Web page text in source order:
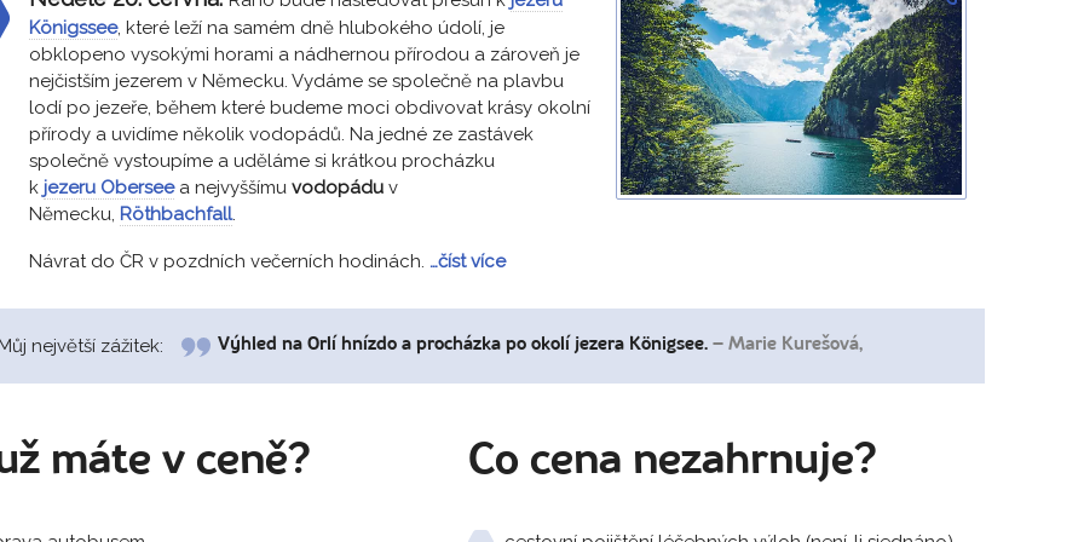
Königssee, které leží na samém dně hlubokého údolí, je
obklopeno vysokými horami a nádhernou přírodou a zároveň je
nejčistším jezerem v Německu. Vydáme se společně na plavbu
lodí po jezeře, během které budeme moci obdivovat krásy okolní
přírody a uvidíme několik vodopádů. Na jedné ze zastávek
společně vystoupíme a uděláme si krátkou procházku
k jezeru Oberseea nejvyššímu vodopádu v
Německu, Röthbachfall.
Návrat do ČR v pozdních večerních hodinách. …číst více
největší zážitek: Výhled na Orlí hnízdo a procházka po okolí jezera Königsee. – Marie Kurešová,
máte v ceně? Co cena nezahrnuje?